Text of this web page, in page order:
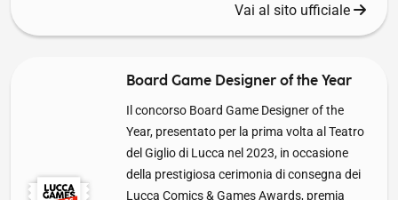
Vai al sito ufficiale
Board Game Designer of the Year
Il concorso Board Game Designer of the
Year, presentato per la prima volta al Teatro
del Giglio di Lucca nel 2023, in occasione
della prestigiosa cerimonia di consegna dei
Lucca Comics & Games Awards, premia